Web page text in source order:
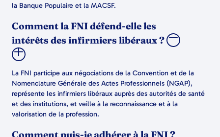
la Banque Populaire et la MACSF.
Comment la FNI défend-elle les
intérêts des infirmiers libéraux ?
La FNI participe aux négociations de la Convention et de la
Nomenclature Générale des Actes Professionnels (NGAP),
représente les infirmiers libéraux auprès des autorités de santé
et des institutions, et veille à la reconnaissance et à la
valorisation de la profession.
Comment puis-je adhérer à la FNI ?